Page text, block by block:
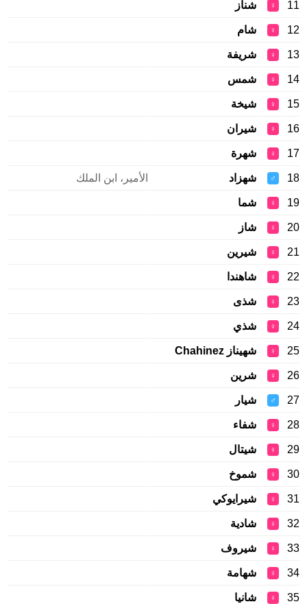
11
♀ شناز
12
♀ شام
13
♀ شريفة
14
♀ شمس
15
♀ شيخة
16
♀ شيران
17
♀ شهرة
18
♂ شهزاد الأمير، ابن الملك
19
♀ شما
20
♀ شاز
21
♀ شيرين
22
♀ شاهندا
23
♀ شذى
24
♀ شذي
25
♀ شهيناز Chahinez
26
♀ شرين
27
♂ شيار
28
♀ شفاء
29
♀ شيتال
30
♀ شموخ
31
♀ شيرايوكي
32
♀ شادية
33
♀ شيروف
34
♀ شهامة
35
♀ شانيا